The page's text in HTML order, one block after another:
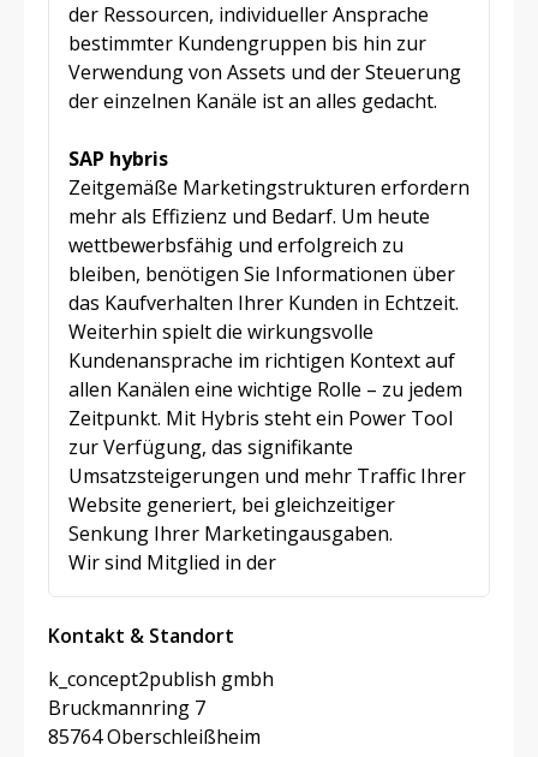
der Ressourcen, individueller Ansprache
bestimmter Kundengruppen bis hin zur
Verwendung von Assets und der Steuerung
der einzelnen Kanäle ist an alles gedacht.
SAP hybris
Zeitgemäße Marketingstrukturen erfordern
mehr als Effizienz und Bedarf. Um heute
wettbewerbsfähig und erfolgreich zu
bleiben, benötigen Sie Informationen über
das Kaufverhalten Ihrer Kunden in Echtzeit.
Weiterhin spielt die wirkungsvolle
Kundenansprache im richtigen Kontext auf
allen Kanälen eine wichtige Rolle – zu jedem
Zeitpunkt. Mit Hybris steht ein Power Tool
zur Verfügung, das signifikante
Umsatzsteigerungen und mehr Traffic Ihrer
Website generiert, bei gleichzeitiger
Senkung Ihrer Marketingausgaben.
Wir sind Mitglied in der
Kontakt & Standort
k_concept2publish gmbh
Bruckmannring 7
85764 Oberschleißheim